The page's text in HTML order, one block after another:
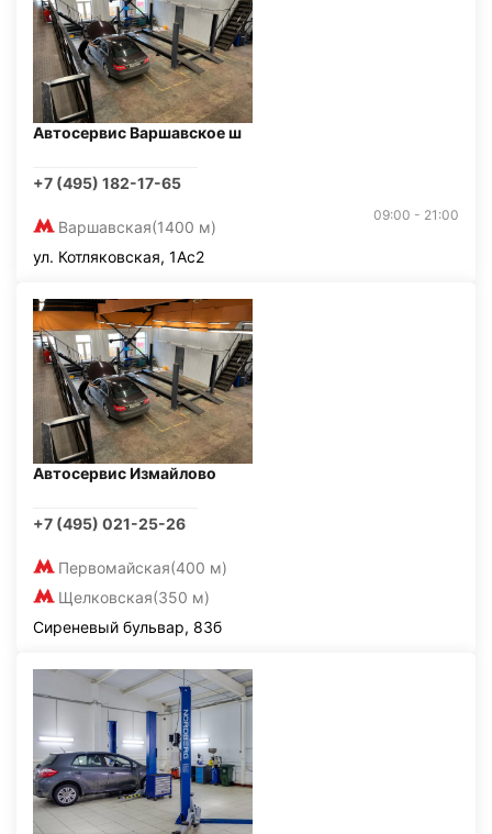
Автосервис Варшавское ш
+7 (495) 182-17-65
Варшавская(1400 м)
09:00 - 21:00
ул. Котляковская, 1Ас2
Автосервис Измайлово
+7 (495) 021-25-26
Первомайская(400 м)
Щелковская(350 м)
Сиреневый бульвар, 83б